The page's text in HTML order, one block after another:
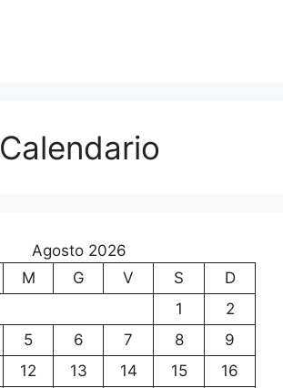
Calendario
Agosto 2026
M G V S
D
1
2
5 6 7 8
9
12 13 14 15
16